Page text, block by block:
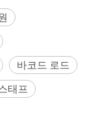
바코드 로드
태프